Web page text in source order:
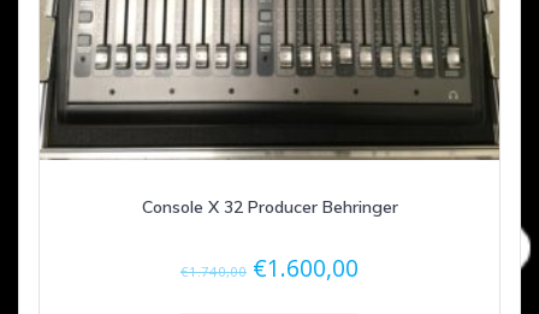
Console X 32 Producer Behringer
€1.740,00 Le
€1.600,00